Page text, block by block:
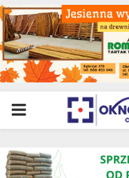
PRIMARY
MENU